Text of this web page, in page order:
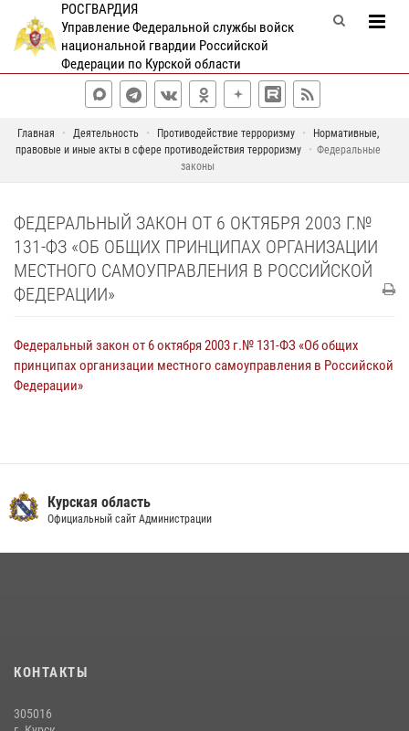
РОСГВАРДИЯ
Управление Федеральной службы войск
национальной гвардии Российской
Федерации по Курской области
Главная Деятельность Противодействие терроризму
Нормативные,
правовые и иные акты в сфере противодействия терроризму
Федеральные
законы
ФЕДЕРАЛЬНЫЙ ЗАКОН ОТ 6 ОКТЯБРЯ 2003 Г.№
131-ФЗ «ОБ ОБЩИХ ПРИНЦИПАХ ОРГАНИЗАЦИИ
МЕСТНОГО САМОУПРАВЛЕНИЯ В РОССИЙСКОЙ
ФЕДЕРАЦИИ»
Федеральный закон от 6 октября 2003 г.№ 131-ФЗ «Об общих
принципах организации местного самоуправления в Российской
Федерации»
Курская область
Официальный сайт Администрации
КОНТАКТЫ
305016